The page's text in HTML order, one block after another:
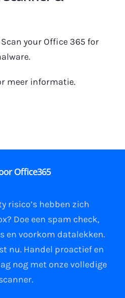
your Office 365 for
meer informatie.
Office365
risico’s hebben zich
? Doe een spam check,
en voorkom datalekken.
nu. Handel proactief en
nog met onze volledige
.